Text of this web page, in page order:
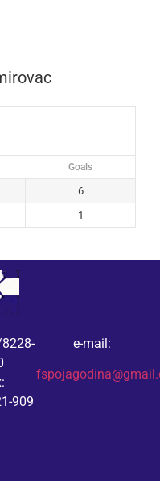
Goals
6
1
909
e-mail: